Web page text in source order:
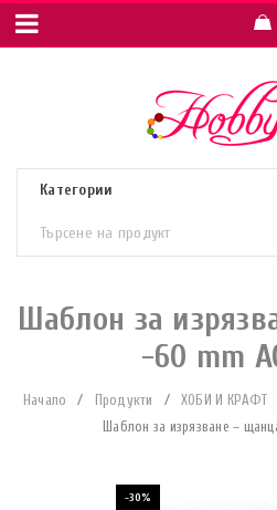
Шаблон за
-60 mm
Начало / Продукти / ХОБИ И КРАФТ
Шаблон за изрязване –
-30%